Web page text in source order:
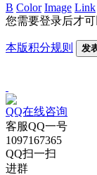
B Color Image Link
您需要登录后才
本版积分规则 发
QQ在线咨询
客服QQ一号
1097167365
QQ扫一扫
进群